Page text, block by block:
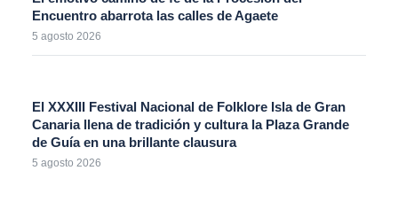
Encuentro abarrota las calles de Agaete
5 agosto 2026
El XXXIII Festival Nacional de Folklore Isla de Gran
Canaria llena de tradición y cultura la Plaza Grande
de Guía en una brillante clausura
5 agosto 2026